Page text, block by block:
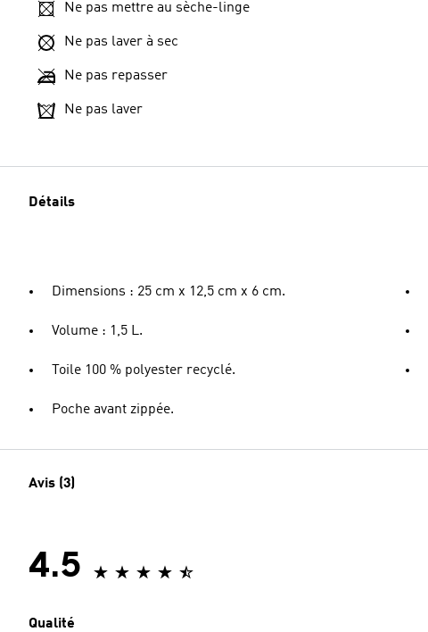
Ne pas mettre au sèche-linge
Ne pas laver à sec
Ne pas repasser
Ne pas laver
Détails
Dimensions : 25 cm x 12,5 cm x 6 cm.
Volume : 1,5 L.
Toile 100 % polyester recyclé.
Poche avant zippée.
Avis (3)
4.5
Qualité